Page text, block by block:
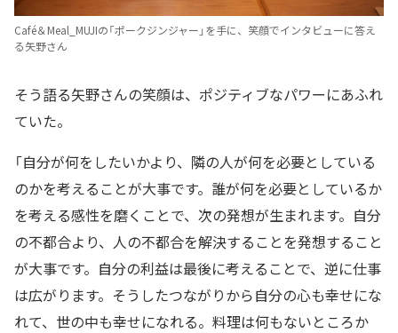
Café＆Meal_MUJIの「ポークジンジャー」を手に、笑顔でインタビューに答え
る矢野さん
そう語る矢野さんの笑顔は、ポジティブなパワーにあふれ
ていた。
「自分が何をしたいかより、隣の人が何を必要としている
のかを考えることが大事です。誰が何を必要としているか
を考える感性を磨くことで、次の発想が生まれます。自分
の不都合より、人の不都合を解決することを発想すること
が大事です。自分の利益は最後に考えることで、逆に仕事
は広がります。そうしたつながりから自分の心も幸せにな
れて、世の中も幸せになれる。料理は何もないところか